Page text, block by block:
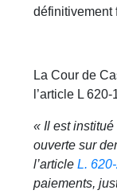
définitivement
La Cour de
l’article L
« Il est
ouverte sur
l’articleL.
paiements,